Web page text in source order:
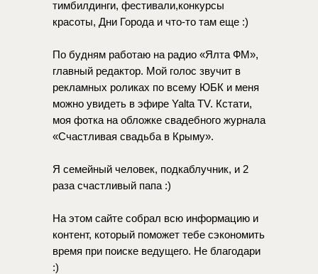
тимбилдинги, фестивали,конкурсы
красоты, Дни Города и что-то там еще :)
По будням работаю на радио «Ялта ФМ»,
главный редактор. Мой голос звучит в
рекламных роликах по всему ЮБК и меня
можно увидеть в эфире Yalta TV. Кстати,
моя фотка на обложке свадебного журнала
«Счастливая свадьба в Крыму».
Я семейный человек, подкаблучник, и 2
раза счастливый папа :)
На этом сайте собрал всю информацию и
контент, который поможет тебе сэкономить
время при поиске ведущего. Не благодари
:)